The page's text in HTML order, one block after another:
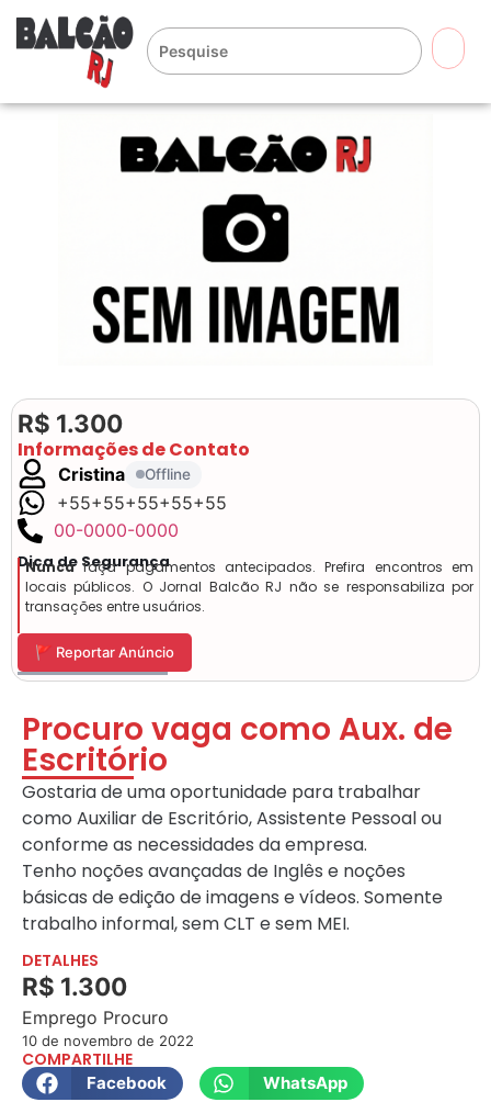
R$ 1.300
Informações de Contato
Cristina Offline
+55+55+55+55+55
00-0000-0000
Dica de Segurança
Nuncafaça pagamentos antecipados. Prefira encontros em
locais públicos. O Jornal Balcão RJ não se responsabiliza por
transações entre usuários.
🚩 Reportar Anúncio
Procuro vaga como Aux. de
Escritório
Gostaria de uma oportunidade para trabalhar
como Auxiliar de Escritório, Assistente Pessoal ou
conforme as necessidades da empresa.
Tenho noções avançadas de Inglês e noções
básicas de edição de imagens e vídeos. Somente
trabalho informal, sem CLT e sem MEI.
DETALHES
R$ 1.300
Emprego Procuro
10 de novembro de 2022
COMPARTILHE
Facebook
WhatsApp